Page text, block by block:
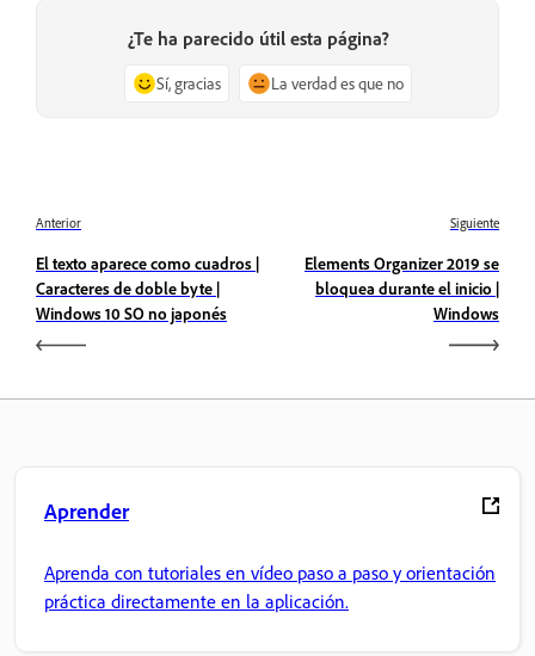
¿Te ha parecido útil esta página?
Sí, gracias La verdad es que no
Anterior
El texto aparece como cuadros |
Caracteres de doble byte |
Windows 10 SO no japonés
Siguiente
Elements Organizer 2019 se
bloquea durante el inicio |
Windows
Aprender
Aprenda con tutoriales en vídeo paso a paso y orientación
práctica directamente en la aplicación.